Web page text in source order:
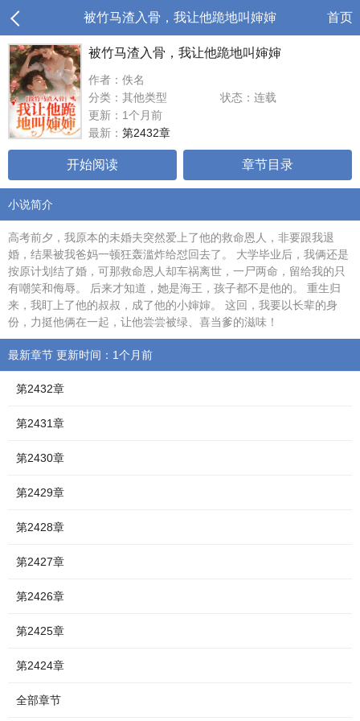
被竹马渣入骨，我让他跪地叫婶婶 首页
被竹马渣入骨，我让他跪地叫婶婶
作者：佚名
分类：其他类型
状态：连载
更新：1个月前
最新： 第2432章
开始阅读 章节目录
小说简介
高考前夕，我原本的未婚夫突然爱上了他的救命恩人，非要跟我退
婚，结果被我爸妈一顿狂轰滥炸给怼回去了。 大学毕业后，我俩还是
按原计划结了婚，可那救命恩人却车祸离世，一尸两命，留给我的只
有嘲笑和侮辱。 后来才知道，她是海王，孩子都不是他的。 重生归
来，我盯上了他的叔叔，成了他的小婶婶。 这回，我要以长辈的身
份，力挺他俩在一起，让他尝尝被绿、喜当爹的滋味！
最新章节 更新时间：1个月前
第2432章
第2431章
第2430章
第2429章
第2428章
第2427章
第2426章
第2425章
第2424章
全部章节